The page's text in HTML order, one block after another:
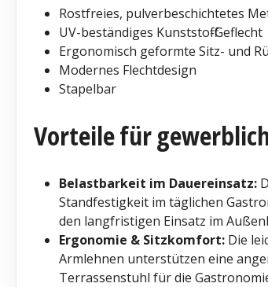
Rostfreies, pulverbeschichtetes
UV-beständiges Kunststoff-Geflecht
Ergonomisch geformte Sitz- und
Modernes Flechtdesign
Stapelbar
Vorteile für
Belastbarkeit im Dauereinsatz:
Standfestigkeit im täglichen
den langfristigen Einsatz im
Ergonomie & Sitzkomfort: Die
Armlehnen unterstützen eine
Terrassenstuhl für die